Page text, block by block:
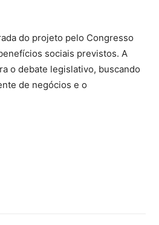
do projeto pelo Congresso
sociais previstos. A
o debate legislativo, buscando
de negócios e o